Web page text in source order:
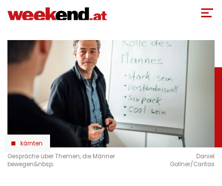
zum
kärnten
Gespräche über Themen, die Männer
bewegen&nbsp;
Daniel
Gollner/Caritas